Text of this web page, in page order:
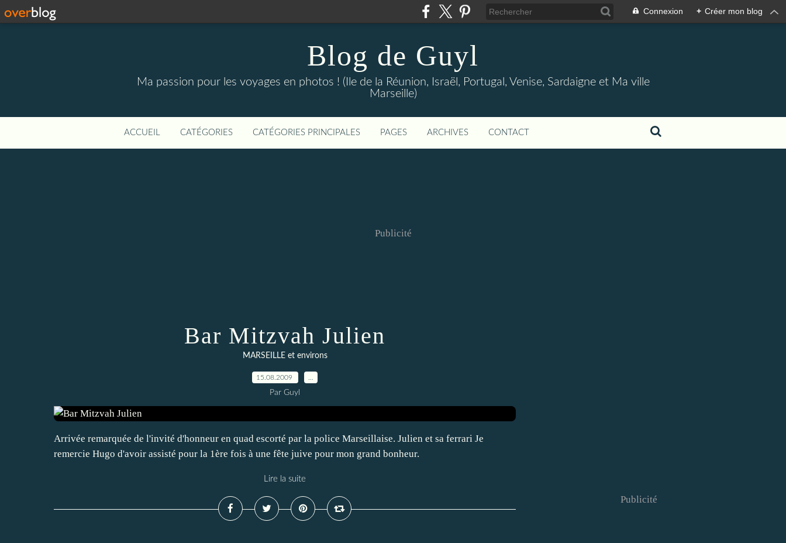
Connexion + Créer mon blog
Blog de Guyl
Ma passion pour les voyages en photos ! (Ile de la Réunion, Israël, Portugal, Venise, Sardaigne et Ma ville
Marseille)
ACCUEIL CATÉGORIES CATÉGORIES PRINCIPALES PAGES ARCHIVES CONTACT
Publicité
Bar Mitzvah Julien
MARSEILLE et environs
15.08.2009
Par Guyl
Arrivée remarquée de l'invité d'honneur en quad escorté par la police Marseillaise. Julien et sa ferrari Je
remercie Hugo d'avoir assisté pour la 1ère fois à une fête juive pour mon grand bonheur.
Lire la suite
Publicité